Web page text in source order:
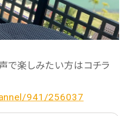
で楽しみたい方はコチラ
941/256037